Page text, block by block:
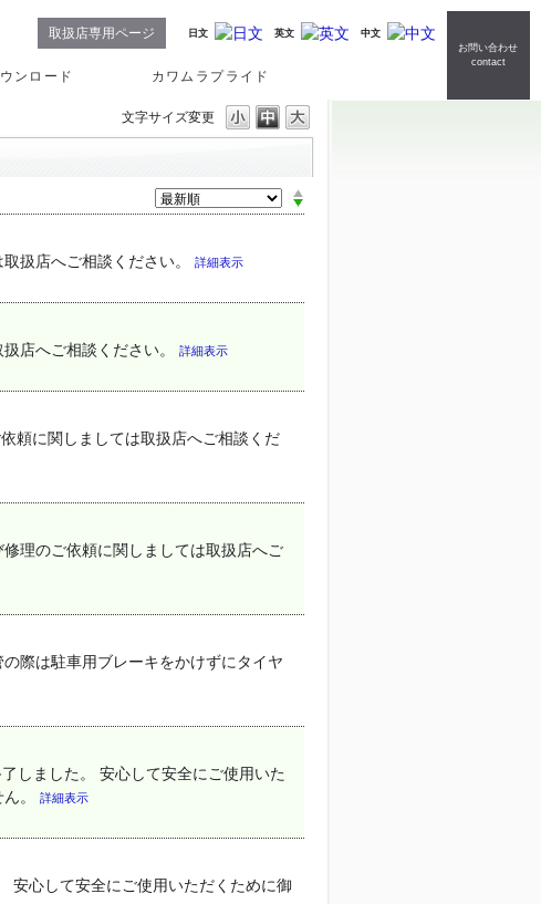
取扱店専用ページ 日文 英文 中文
ンロード カワムラプライド
お問い合わせ
contact
文字サイズ変更
扱店へご相談ください。 詳細表示
店へご相談ください。 詳細表示
頼に関しましては取扱店へご相談くだ
理のご依頼に関しましては取扱店へご
際は駐車用ブレーキをかけずにタイヤ
しました。 安心して安全にご使用いた
。
詳細表示
安心して安全にご使用いただくために御